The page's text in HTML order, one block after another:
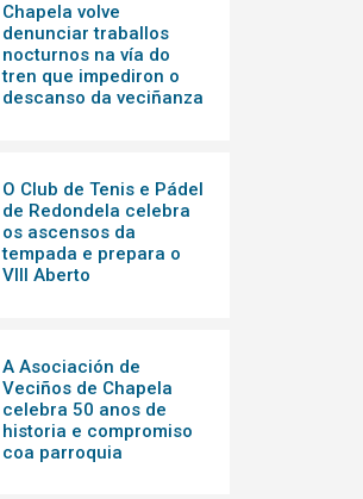
Chapela volve
denunciar traballos
nocturnos na vía do
tren que impediron o
descanso da veciñanza
O Club de Tenis e Pádel
de Redondela celebra
os ascensos da
tempada e prepara o
VIII Aberto
A Asociación de
Veciños de Chapela
celebra 50 anos de
historia e compromiso
coa parroquia